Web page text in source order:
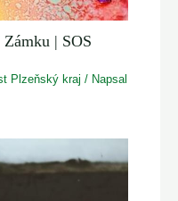
| SOS
Plzeňský kraj / Napsal